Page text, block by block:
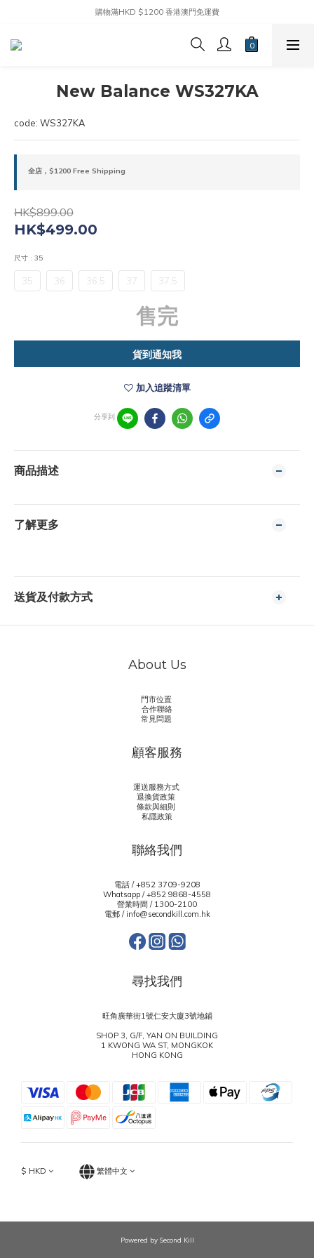
購物滿HKD $1200 香港澳門免運費
New Balance WS327KA
code: WS327KA
全店，$1200 Free Shipping
HK$899.00
HK$499.00
尺寸 : 35
35 36 36.5 37 37.5
售完
貨到通知我
加入追蹤清單
分享到
商品描述
了解更多
送貨及付款方式
About Us
門市位置
合作聯絡
常見問題
顧客服務
運送服務方式
退換貨政策
條款與細則
私隱政策
聯絡我們
電話 / +852 3709-9208
Whatsapp /+852 9868-4558
營業時間 / 1300-2100
電郵 / info@secondkill.com.hk
尋找我們
旺角廣華街1號仁安大廈3號地鋪
SHOP 3, G/F, YAN ON BUILDING
1 KWONG WA ST, MONGKOK
HONG KONG
$ HKD 繁體中文
Powered by Second Kill